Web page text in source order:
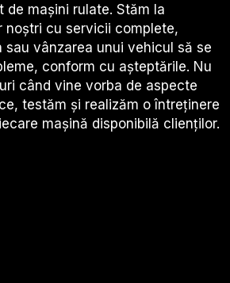
de mașini rulate. Stăm la
noștri cu servicii complete,
sau vânzarea unui vehicul să se
conform cu așteptările. Nu
când vine vorba de aspecte
testăm și realizăm o întreținere
mașină disponibilă clienților.